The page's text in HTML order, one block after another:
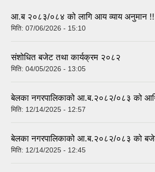
आ.ब २०८३/०८४ को लागि आय व्याय अनुमान
मिति: 07/06/2026 - 15:10
संशोधित बजेट तथा कार्यक्रम २०८२
मिति: 04/05/2026 - 13:05
बेलका नगरपालिकाको आ.ब.२०८२/०८३ को
मिति: 12/14/2025 - 12:57
बेलका नगरपालिकाको आ.ब.२०८२/०८३ को
मिति: 12/14/2025 - 12:45